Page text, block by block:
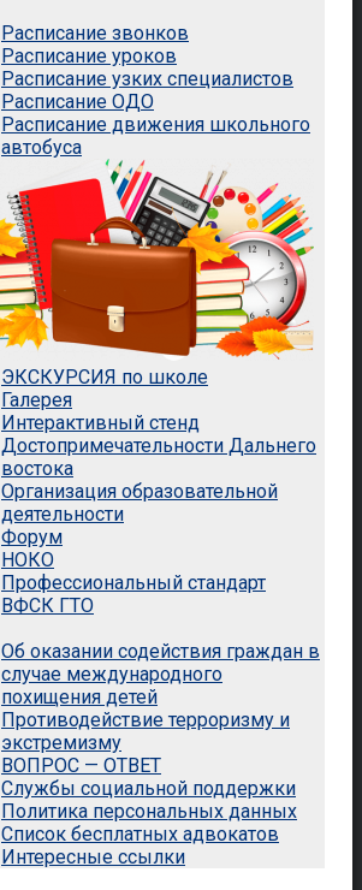
Расписание звонков
Расписание уроков
Расписание узких специалистов
Расписание ОДО
Расписание движения школьного
автобуса
ЭКСКУРСИЯ по школе
Галерея
Интерактивный стенд
Достопримечательности Дальнего
востока
Организация образовательной
деятельности
Форум
НОКО
Профессиональный стандарт
ВФСК ГТО
Об оказании содействия граждан в
случае международного
похищения детей
Противодействие терроризму и
экстремизму
ВОПРОС — ОТВЕТ
Службы социальной поддержки
Политика персональных данных
Список бесплатных адвокатов
Интересные ссылки